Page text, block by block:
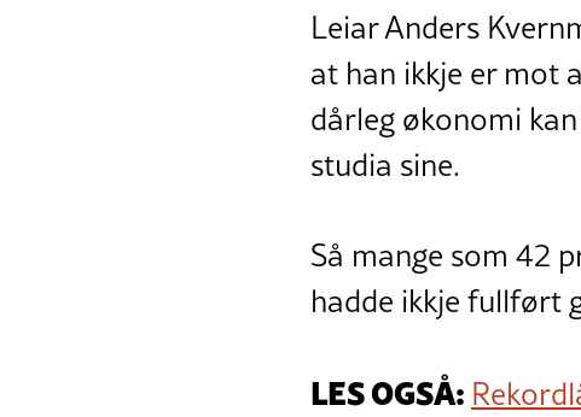
Leiar Anders
at han ikkje er mot
dårleg økonomi
studia sine.
Så mange som 42
hadde ikkje fullført
LES OGSÅ: